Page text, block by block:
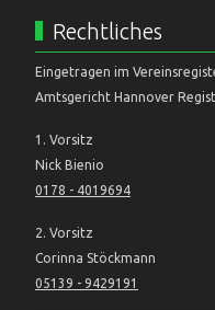
Rechtliches
Eingetragen im
Amtsgericht Hannover
1. Vorsitz
Nick Bienio
0178 - 4019694
2. Vorsitz
Corinna Stöckmann
05139 - 9429191